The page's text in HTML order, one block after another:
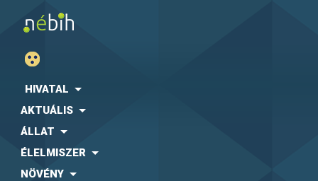
HIVATAL
AKTUÁLIS
ÁLLAT
ÉLELMISZER
NÖVÉNY